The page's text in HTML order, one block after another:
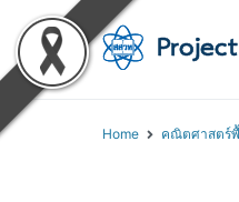
Home คณิตศาสตร์